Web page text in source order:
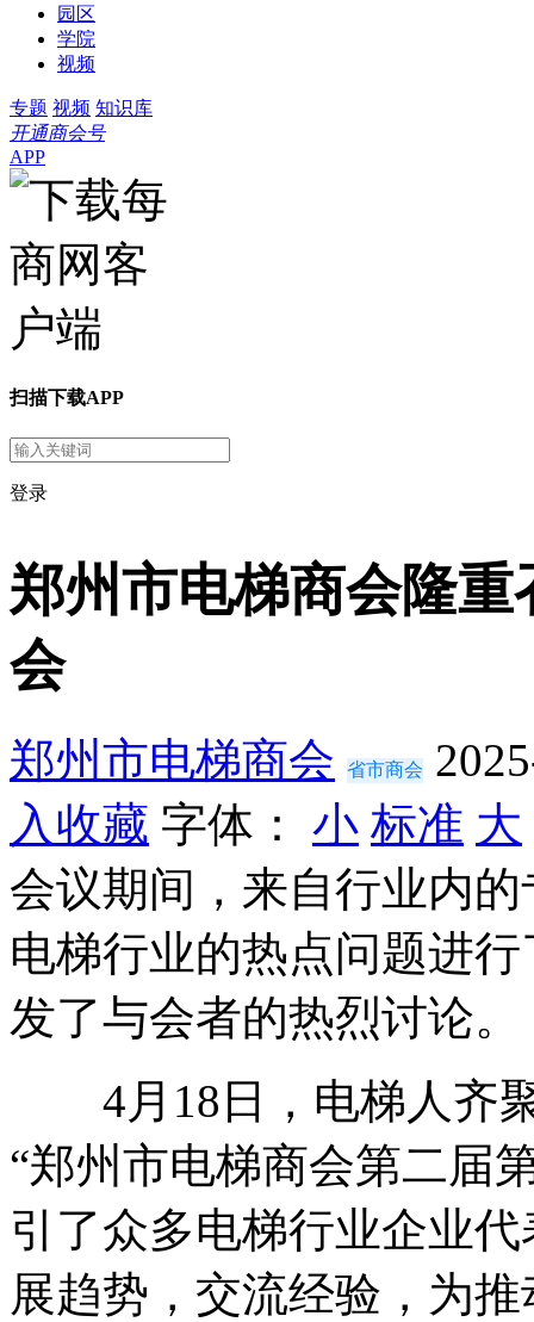
园区
学院
视频
专题 视频 知识库
开通商会号
APP
扫描下载APP
登录
郑州市电梯商会隆
会
郑州市电梯商会 省市商会
入收藏 字体： 小 标准 大
会议期间，来自行业内
电梯行业的热点问题进
发了与会者的热烈讨论。
4月18日，电梯人齐聚
“郑州市电梯商会第二届
引了众多电梯行业企业
展趋势，交流经验，为